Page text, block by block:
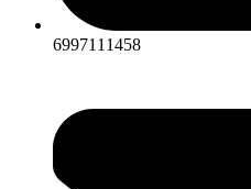
6997111458